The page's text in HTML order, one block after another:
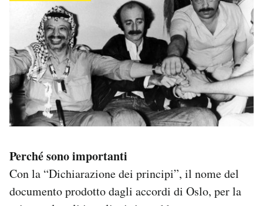
Hai bisogno di aiuto?
Esci
Perché sono importanti
Con la “Dichiarazione dei principi”, il nome del
documento prodotto dagli accordi di Oslo, per la